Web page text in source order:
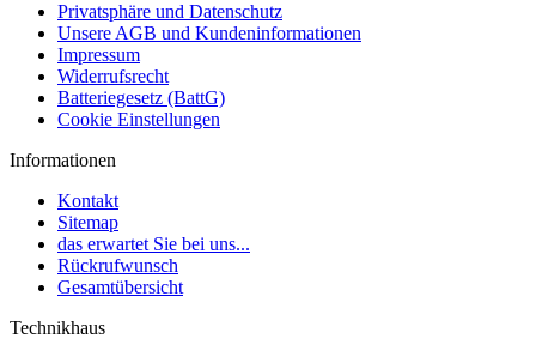
Privatsphäre und Datenschutz
Unsere AGB und Kundeninformationen
Impressum
Widerrufsrecht
Batteriegesetz (BattG)
Cookie Einstellungen
Informationen
Kontakt
Sitemap
das erwartet Sie bei uns...
Rückrufwunsch
Gesamtübersicht
Technikhaus